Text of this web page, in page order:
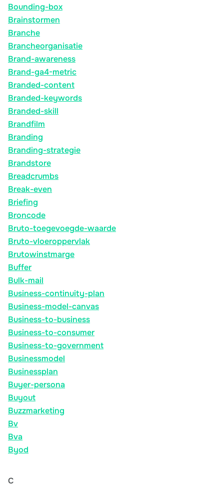
Bounding-box
Brainstormen
Branche
Brancheorganisatie
Brand-awareness
Brand-ga4-metric
Branded-content
Branded-keywords
Branded-skill
Brandfilm
Branding
Branding-strategie
Brandstore
Breadcrumbs
Break-even
Briefing
Broncode
Bruto-toegevoegde-waarde
Bruto-vloeroppervlak
Brutowinstmarge
Buffer
Bulk-mail
Business-continuity-plan
Business-model-canvas
Business-to-business
Business-to-consumer
Business-to-government
Businessmodel
Businessplan
Buyer-persona
Buyout
Buzzmarketing
Bv
Bva
Byod
C